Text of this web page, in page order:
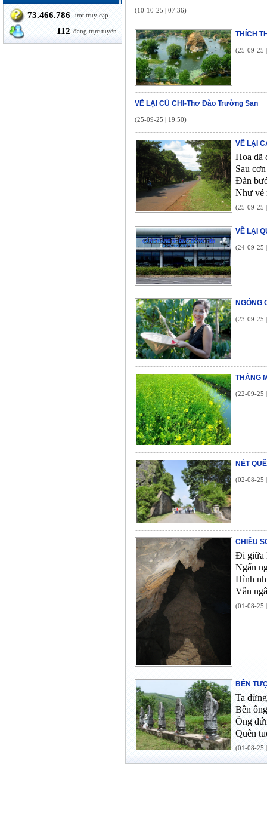
73.466.786 lượt truy cập
112 đang trực tuyến
(10-10-25 | 07:36)
THÍCH
(25-09-25
VỀ LẠI CỦ CHI-Thơ Đào Trường San
(25-09-25 | 19:50)
VỀ LẠI
Hoa dã
Sau
Đàn
Như vẻ
(25-09-25
VỀ LẠI
(24-09-25
NGÓNG
(23-09-25
THÁNG
(22-09-25
NÉT
(02-08-25
CHIỀU
Đi giữa
Ngẩn
Hình
Vẫn
(01-08-25
BÊN
Ta
Bên
Ông
Quên
(01-08-25